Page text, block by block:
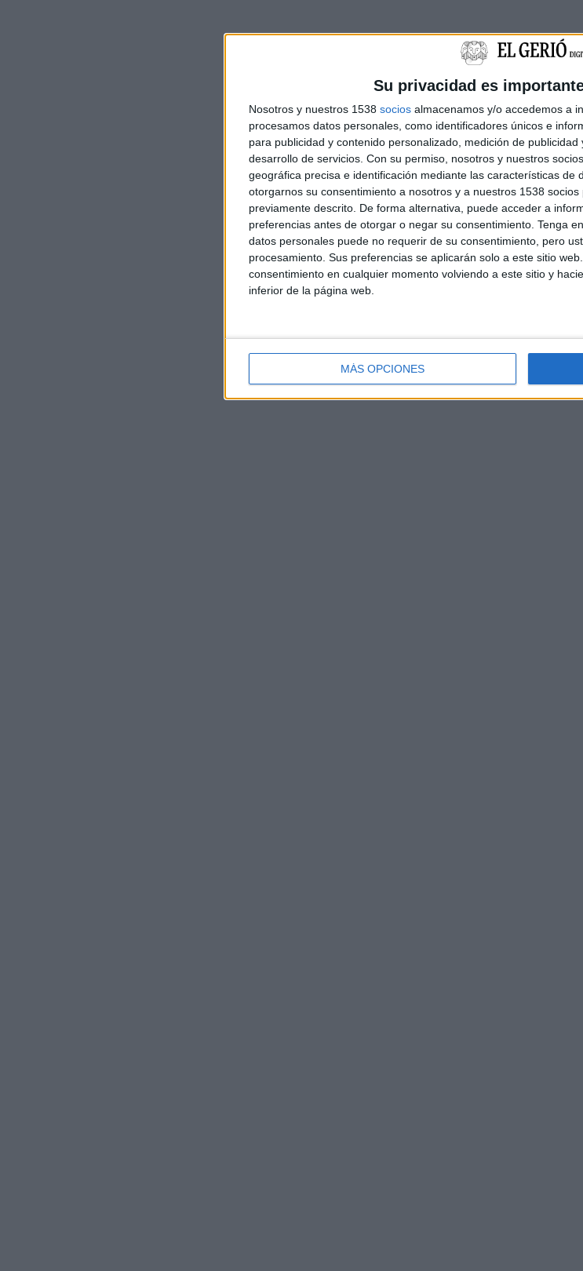
Su privacidad es
Nosotros y nuestros 1538 socios almacenamos y/o accedemos a
procesamos datos personales, como identificadores únicos e
para publicidad y contenido personalizado, medición de
desarrollo de servicios. Con su permiso, nosotros y nuestros
geográfica precisa e identificación mediante las características de
otorgarnos su consentimiento a nosotros y a nuestros 1538
previamente descrito. De forma alternativa, puede acceder a
preferencias antes de otorgar o negar su consentimiento. Tenga
datos personales puede no requerir de su consentimiento, pero
procesamiento. Sus preferencias se aplicarán solo a este sitio
consentimiento en cualquier momento volviendo a este sitio y
inferior de la página web.
MÁS OPCIONES